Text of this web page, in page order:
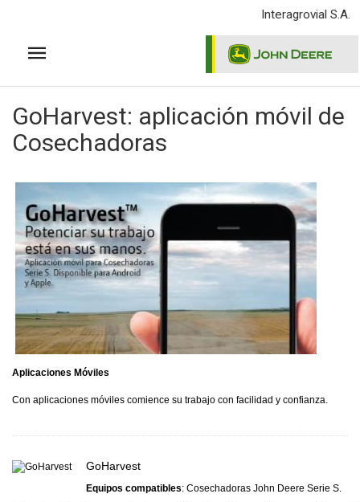
principal
Interagrovial S.A.
GoHarvest: aplicación móvil de
Cosechadoras
Aplicaciones Móviles
Con aplicaciones móviles comience su trabajo con facilidad y confianza.
GoHarvest
Equipos compatibles: Cosechadoras John Deere Serie S.